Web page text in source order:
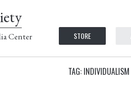
Center STORE
TAG: INDIVIDUALISM